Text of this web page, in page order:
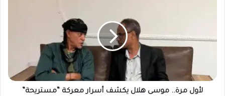
يكشف
“مستريحة”
وتفاصيل
لأول مرة.. موسى هلال يكشف أسرار معركة “مستريحة”